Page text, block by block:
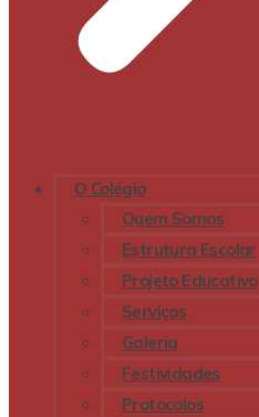
O Colégio
Quem Somos
Estrutura Escolar
Projeto Educativo
Serviços
Galeria
Festividades
Protocolos